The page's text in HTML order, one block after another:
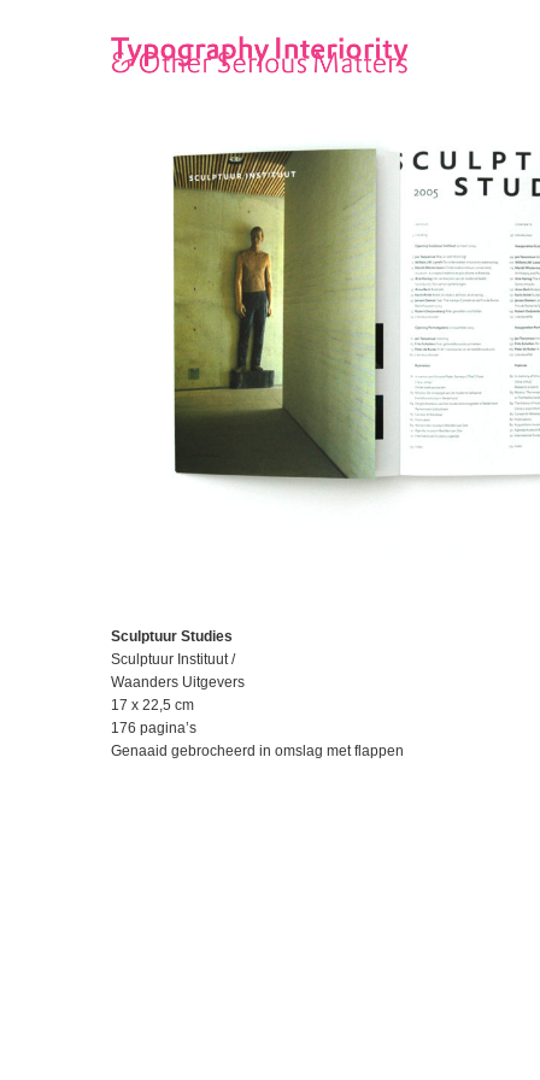
Sculptuur Studies
Sculptuur Instituut /
Waanders Uitgevers
17 x 22,5 cm
176 pagina’s
Genaaid gebrocheerd in omslag met flappen